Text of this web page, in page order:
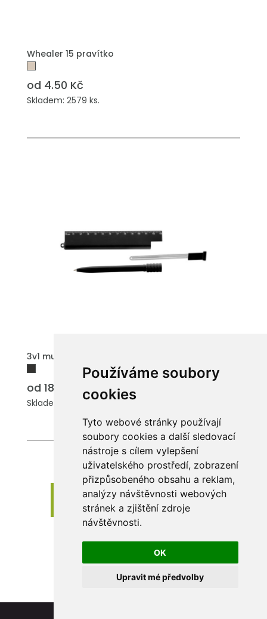
Používáme soubory
cookies
Tyto webové stránky používají
soubory cookies a další sledovací
nástroje s cílem vylepšení
uživatelského prostředí, zobrazení
přizpůsobeného obsahu a reklam,
analýzy návštěvnosti webových
stránek a zjištění zdroje
návštěvnosti.
OK
Upravit mé předvolby
Whealer 15 pravítko
od 4.50 Kč
Skladem: 2579 ks.
3v1 multifunkční pravítko Manila
od 18.30 Kč
Skladem: 3335 ks.
Zobrazit dalších 24 produktů
1 2